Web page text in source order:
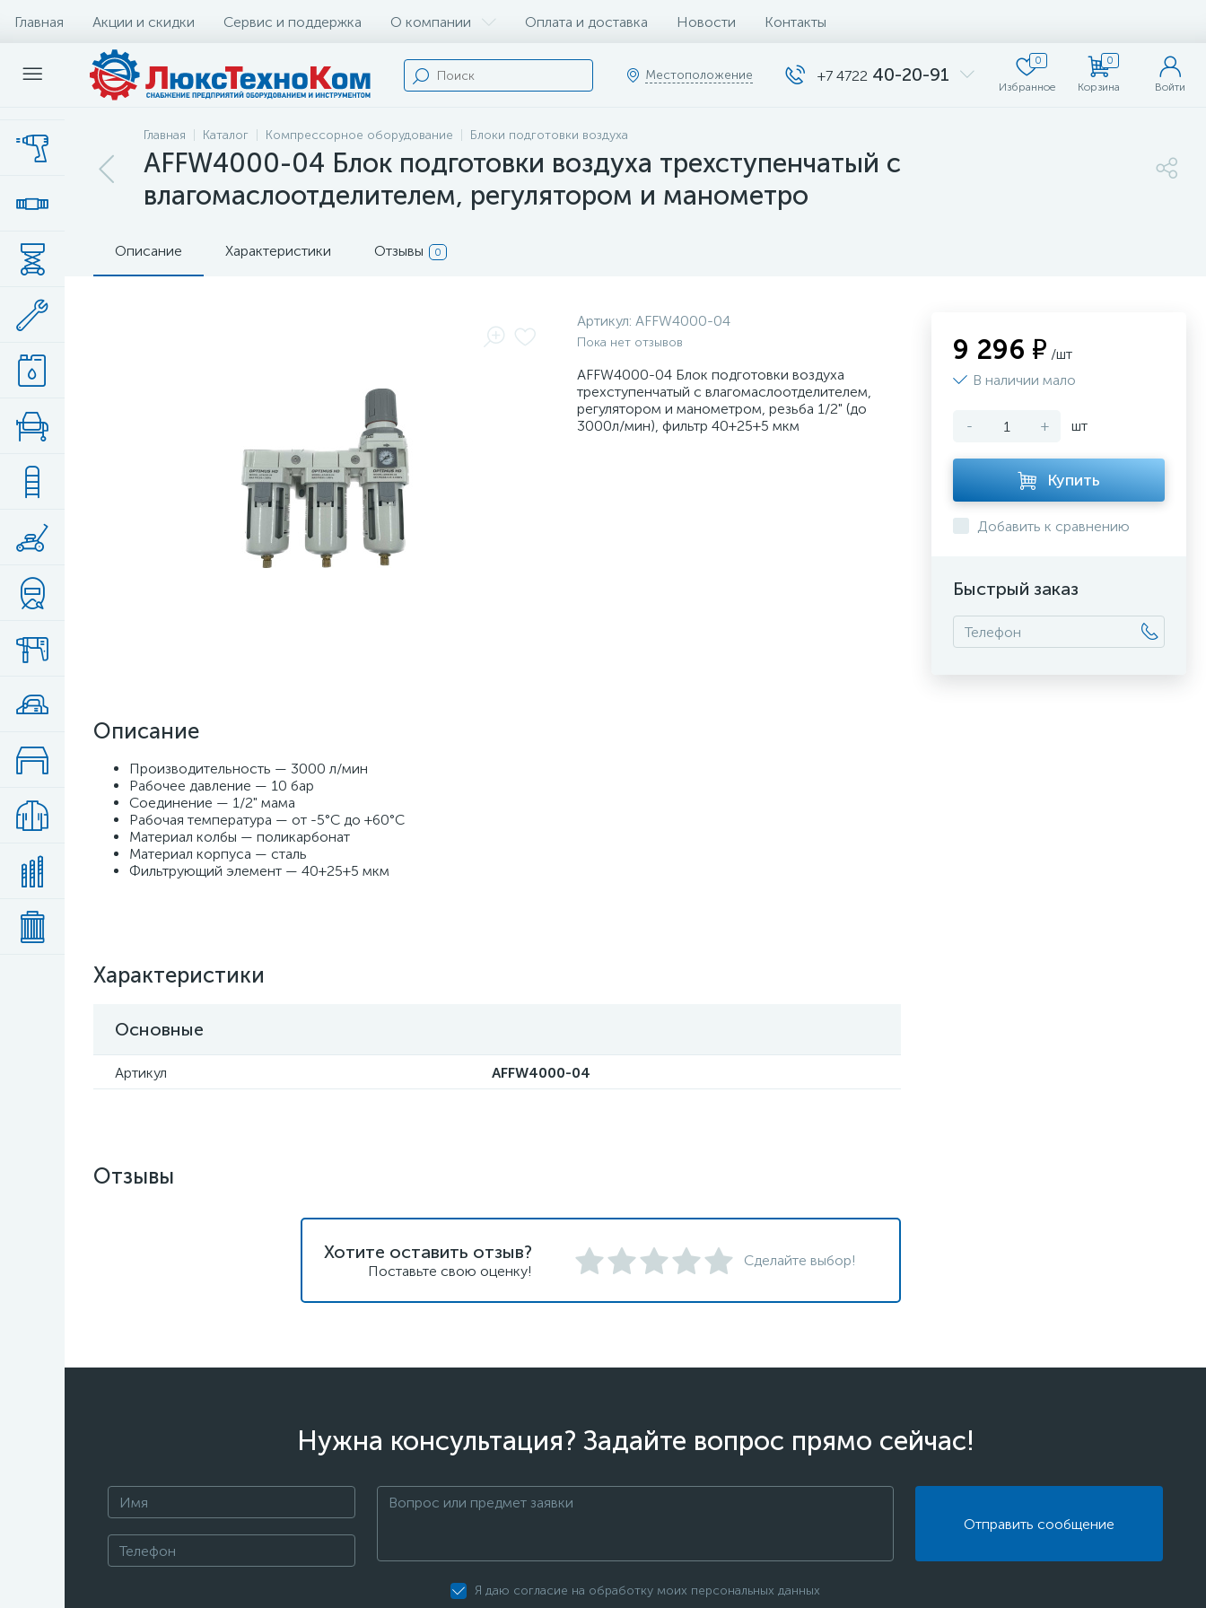
Главная Акции и скидки Сервис и поддержка О компании Оплата и доставка Новости Контакты
Местоположение +7 4722 40-20-91
0
Избранное
0
Корзина Войти
Главная Каталог Компрессорное оборудование Блоки подготовки воздуха
AFFW4000-04 Блок подготовки воздуха трехступенчатый с
влагомаслоотделителем, регулятором и манометро
Описание Характеристики Отзывы 0
Артикул: AFFW4000-04
Пока нет отзывов
AFFW4000-04 Блок подготовки воздуха
трехступенчатый с влагомаслоотделителем,
регулятором и манометром, резьба 1/2" (до
3000л/мин), фильтр 40+25+5 мкм
Описание
Производительность — 3000 л/мин
Рабочее давление — 10 бар
Соединение — 1/2" мама
Рабочая температура — от -5°С до +60°С
Материал колбы — поликарбонат
Материал корпуса — сталь
Фильтрующий элемент — 40+25+5 мкм
Характеристики
Основные
Артикул AFFW4000-04
9 296 ₽ /шт
В наличии мало
- + шт
Купить
Добавить к сравнению
Быстрый заказ
Отзывы
Хотите оставить отзыв?
Поставьте свою оценку!
Сделайте выбор!
Нужна консультация? Задайте вопрос прямо сейчас!
Отправить сообщение
Я даю согласие на обработку моих персональных данных